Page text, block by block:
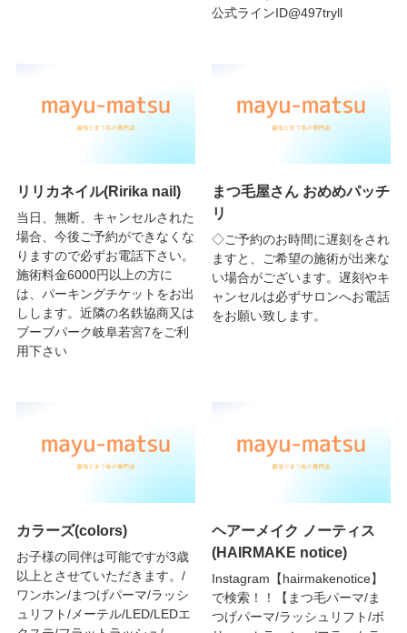
公式ラインID@497tryll
リリカネイル(Ririka nail)
当日、無断、キャンセルされた
場合、今後ご予約ができなくな
りますので必ずお電話下さい。
施術料金6000円以上の方に
は、パーキングチケットをお出
しします。近隣の名鉄協商又は
ブーブパーク岐阜若宮7をご利
用下さい
まつ毛屋さん おめめパッチ
リ
◇ご予約のお時間に遅刻をされ
ますと、ご希望の施術が出来な
い場合がございます。遅刻やキ
ャンセルは必ずサロンへお電話
をお願い致します。
カラーズ(colors)
お子様の同伴は可能ですが3歳
以上とさせていただきます。/
ワンホン/まつげパーマ/ラッシ
ュリフト/メーテル/LED/LEDエ
ヘアーメイク ノーティス
(HAIRMAKE notice)
Instagram【hairmakenotice】
で検索！！【まつ毛パーマ/ま
つげパーマ/ラッシュリフト/ボ